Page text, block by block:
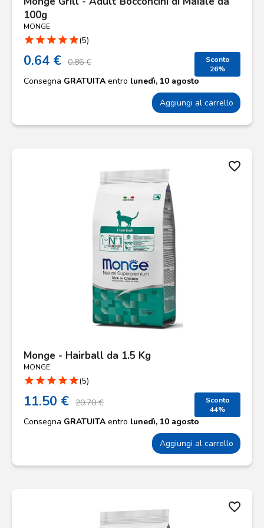
100g
MONGE
star star star star star(5)
0.64 € 0.86 €
Sconto
26%
Consegna GRATUITA entro lunedì, 10 agosto
Aggiungi al carrello
favorite_border
Monge - Hairball da 1.5 Kg
MONGE
star star star star star(5)
11.50 € 20.70 €
Sconto
44%
Consegna GRATUITA entro lunedì, 10 agosto
Aggiungi al carrello
favorite_border